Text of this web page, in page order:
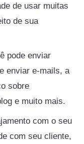
de usar muitas
de sua
pode enviar
enviar e-mails, a
sobre
e muito mais.
com o seu
com seu cliente,